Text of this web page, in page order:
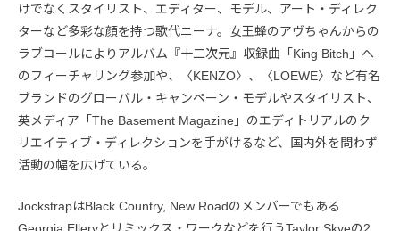
けでなくスタイリスト、エディター、モデル、アート・ディレク
ターなど多彩な顔を持つ歌代ニーナ。女王蜂のアヴちゃんからの
ラブコールによりアルバム『十二次元』収録曲「King Bitch」へ
のフィーチャリング参加や、〈KENZO〉、〈LOEWE〉など有名
ブランドのグローバル・キャンペーン・モデルやスタイリスト、
英メディア「The Basement Magazine」のエディトリアルのク
リエイティブ・ディレクションを手がけるなど、国内外を問わず
活動の幅を広げている。
JockstrapはBlack Country, New Roadのメンバーでもある
Georgia Elleryとリミックス・ワークなどを行うTaylor Skyeの2